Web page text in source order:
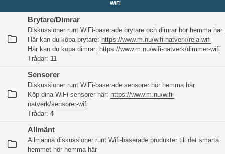
WiFi
Brytare/Dimrar
Diskussioner runt WiFi-baserade brytare och dimrar hör hemma här
Här kan du köpa brytare: https://www.m.nu/wifi-natverk/rela-wifi
Här kan du köpa dimrar: https://www.m.nu/wifi-natverk/dimmer-wifi
Trådar: 11
Sensorer
Diskussioner runt WiFi-baserade sensorer hör hemma här
Köp dina WiFi sensorer här: https://www.m.nu/wifi-
natverk/sensorer-wifi
Trådar: 4
Allmänt
Allmänna diskussioner runt Wifi-baserade produkter till det smarta
hemmet hör hemma här